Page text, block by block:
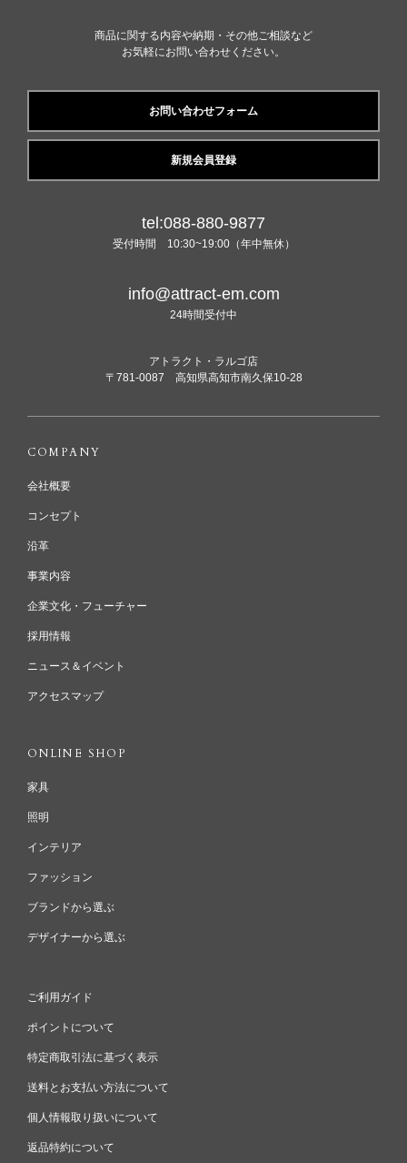
商品に関する内容や納期・その他ご相談など
お気軽にお問い合わせください。
お問い合わせフォーム
新規会員登録
tel:088-880-9877
受付時間 10:30~19:00（年中無休）
info@attract-em.com
24時間受付中
アトラクト・ラルゴ店
〒781-0087 高知県高知市南久保10-28
COMPANY
会社概要
コンセプト
沿革
事業内容
企業文化・フューチャー
採用情報
ニュース＆イベント
アクセスマップ
ONLINE SHOP
家具
照明
インテリア
ファッション
ブランドから選ぶ
デザイナーから選ぶ
ご利用ガイド
ポイントについて
特定商取引法に基づく表示
送料とお支払い方法について
個人情報取り扱いについて
返品特約について